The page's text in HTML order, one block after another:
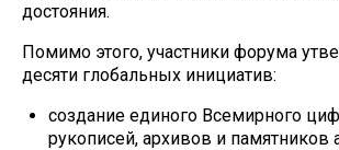
достояния.
Помимо этого, участники форума
десяти глобальных инициатив:
создание единого Всемирного
рукописей, архивов и памятников